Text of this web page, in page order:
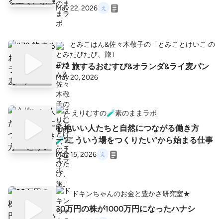
May 22, 2026
とみこはん&佐々木敬子の「とみことけいこ の
たびたび、旅｣
#72 旅するおむすび&オランダ&ライ麦パン
May 20, 2026
えりむすの🧪素のままラボ
心地いい人たちと自然につながる働き方
ー”こういう場をつくりたい”から始まる仕事
May 15, 2026
ドキンちゃんのお金と豊かさ研究室★
30万円の株が1000万円になったハナシ